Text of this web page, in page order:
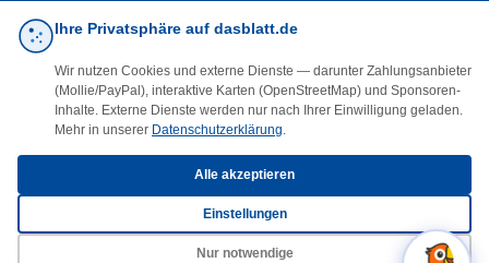
Kleinanzeigen
·Cookie-Einstellungen
Folgen Sie uns!
facebook
E-Mail
Ihre Privatsphäre auf dasblatt.de
Wir nutzen Cookies und externe Dienste — darunter Zahlungsanbieter
(Mollie/PayPal), interaktive Karten (OpenStreetMap) und Sponsoren-
Inhalte. Externe Dienste werden nur nach Ihrer Einwilligung geladen.
Mehr in unserer Datenschutzerklärung.
Alle akzeptieren
Einstellungen
Nur notwendige